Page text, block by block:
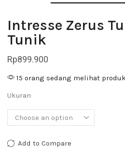
Intresse Zerus
Tunik
Rp899.900
15 orang sedang melihat
Ukuran
Add to Compare